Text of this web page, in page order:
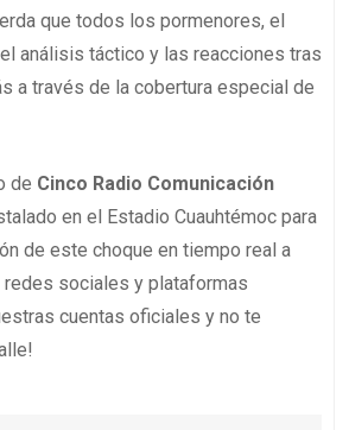
que todos los pormenores, el
análisis táctico y las reacciones tras
a través de la cobertura especial de
de Cinco Radio Comunicación
en el Estadio Cuauhtémoc para
de este choque en tiempo real a
sociales y plataformas
cuentas oficiales y no te